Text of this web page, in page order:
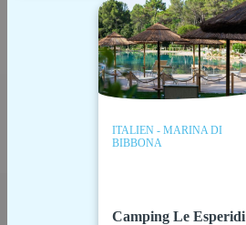
ITALIEN - MARINA DI
BIBBONA
Camping Le Esperidi